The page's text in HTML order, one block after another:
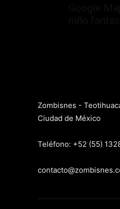
Zombisnes -
Ciudad de México
Teléfono: +52 (55)